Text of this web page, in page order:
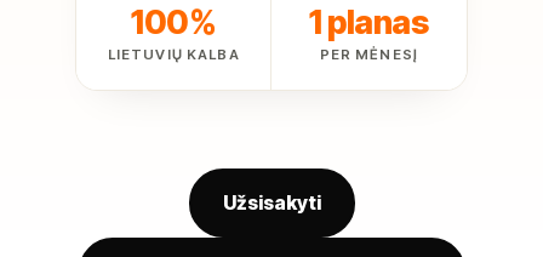
100%
LIETUVIŲ KALBA
1 planas
PER MĖNESĮ
Užsisakyti